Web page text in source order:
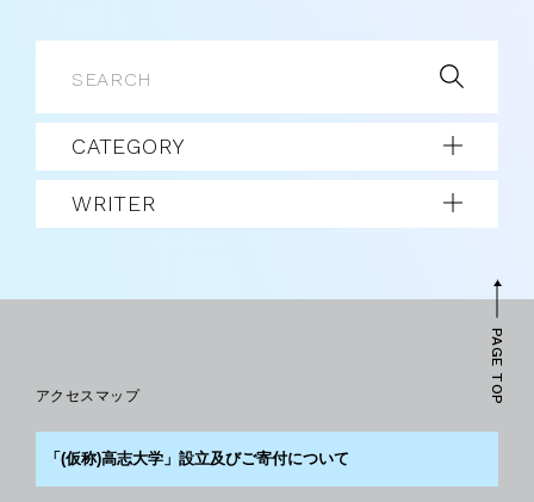
CATEGORY
WRITER
アクセスマップ
「(仮称)高志大学」設立及びご寄付について
PAGE TOP